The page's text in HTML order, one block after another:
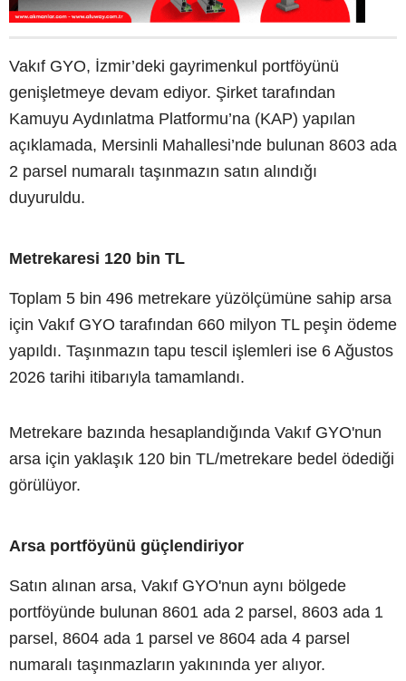
Vakıf GYO, İzmir’deki gayrimenkul portföyünü
genişletmeye devam ediyor. Şirket tarafından
Kamuyu Aydınlatma Platformu’na (KAP) yapılan
açıklamada, Mersinli Mahallesi’nde bulunan 8603 ada
2 parsel numaralı taşınmazın satın alındığı
duyuruldu.
Metrekaresi 120 bin TL
Toplam 5 bin 496 metrekare yüzölçümüne sahip arsa
için Vakıf GYO tarafından 660 milyon TL peşin ödeme
yapıldı. Taşınmazın tapu tescil işlemleri ise 6 Ağustos
2026 tarihi itibarıyla tamamlandı.
Metrekare bazında hesaplandığında Vakıf GYO'nun
arsa için yaklaşık 120 bin TL/metrekare bedel ödediği
görülüyor.
Arsa portföyünü güçlendiriyor
Satın alınan arsa, Vakıf GYO'nun aynı bölgede
portföyünde bulunan 8601 ada 2 parsel, 8603 ada 1
parsel, 8604 ada 1 parsel ve 8604 ada 4 parsel
numaralı taşınmazların yakınında yer alıyor.